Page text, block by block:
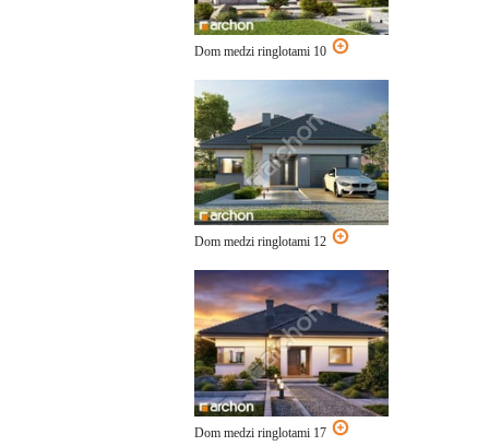
Dom medzi ringlotami 10
Dom medzi ringlotami 12
Dom medzi ringlotami 17